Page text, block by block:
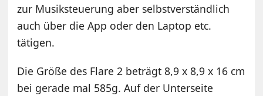
zur Musiksteuerung aber selbstverständlich
auch über die App oder den Laptop etc.
tätigen.
Die Größe des Flare 2 beträgt 8,9 x 8,9 x 16 cm
bei gerade mal 585g. Auf der Unterseite